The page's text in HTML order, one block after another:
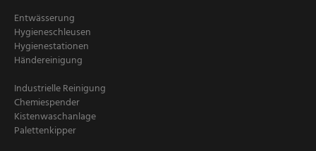
Entwässerung
Hygieneschleusen
Hygienestationen
Händereinigung
Industrielle Reinigung
Chemiespender
Kistenwaschanlage
Palettenkipper